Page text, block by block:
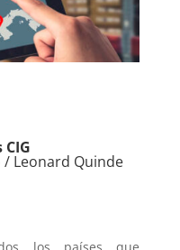
/ Leonard Quinde